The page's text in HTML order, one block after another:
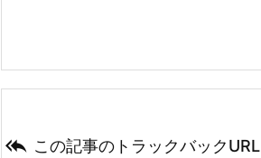
 この記事のトラックバックURL